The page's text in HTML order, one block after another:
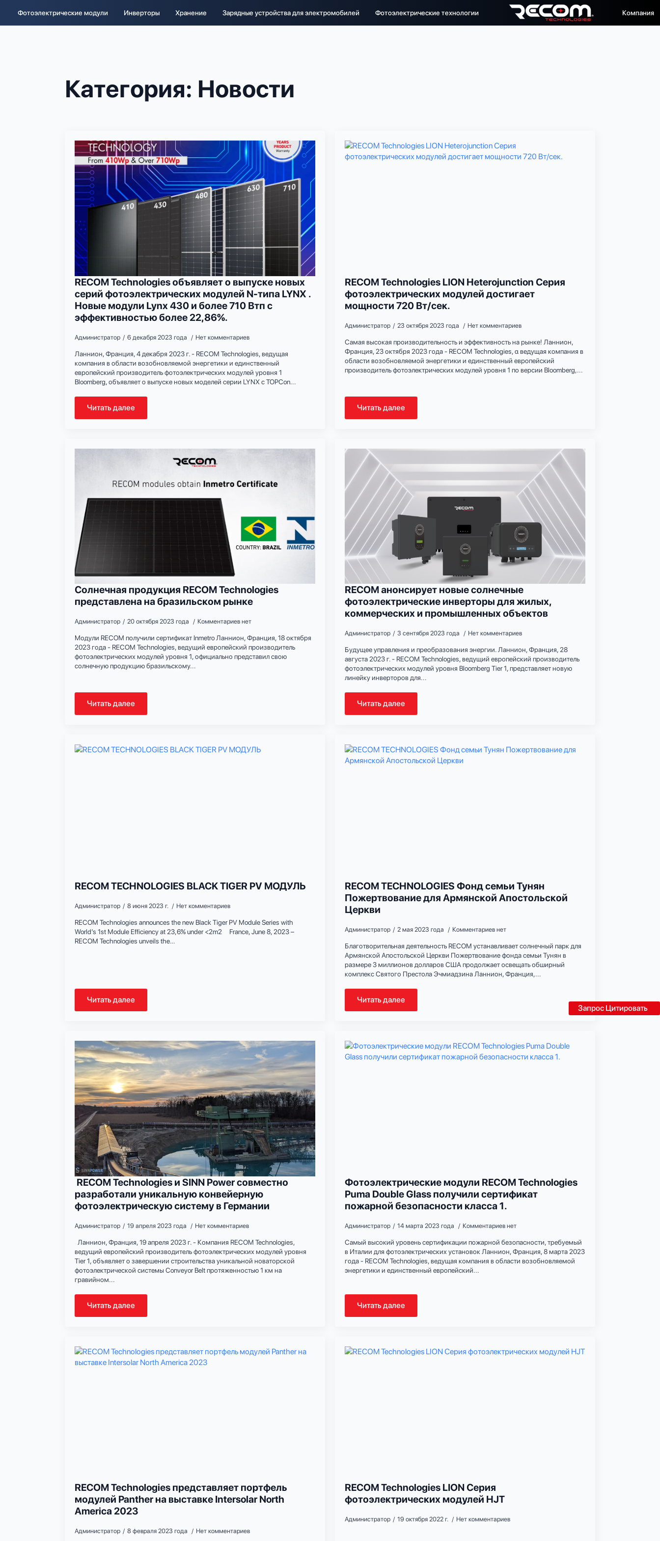
Запрос Цитировать
Фотоэлектрические модули Инверторы Хранение Зарядные устройства для электромобилей Фотоэлектрические технологии Компания
Категория: Новости
RECOM Technologies объявляет о выпуске новых
серий фотоэлектрических модулей N-типа LYNX .
Новые модули Lynx 430 и более 710 Втп с
эффективностью более 22,86%.
Администратор 6 декабря 2023 года Нет комментариев
Ланнион, Франция, 4 декабря 2023 г. - RECOM Technologies, ведущая
компания в области возобновляемой энергетики и единственный
европейский производитель фотоэлектрических модулей уровня 1
Bloomberg, объявляет о выпуске новых моделей серии LYNX с TOPCon...
Читать далее
RECOM Technologies LION Heterojunction Серия
фотоэлектрических модулей достигает
мощности 720 Вт/сек.
Администратор 23 октября 2023 года Нет комментариев
Самая высокая производительность и эффективность на рынке! Ланнион,
Франция, 23 октября 2023 года - RECOM Technologies, α ведущая компания в
области возобновляемой энергетики и единственный европейский
производитель фотоэлектрических модулей уровня 1 по версии Bloomberg,...
Читать далее
Солнечная продукция RECOM Technologies
представлена на бразильском рынке
Администратор 20 октября 2023 года Комментариев нет
Модули RECOM получили сертификат Inmetro Ланнион, Франция, 18 октября
2023 года - RECOM Technologies, ведущий европейский производитель
фотоэлектрических модулей уровня 1, официально представил свою
солнечную продукцию бразильскому...
Читать далее
RECOM анонсирует новые солнечные
фотоэлектрические инверторы для жилых,
коммерческих и промышленных объектов
Администратор 3 сентября 2023 года Нет комментариев
Будущее управления и преобразования энергии. Ланнион, Франция, 28
августа 2023 г. - RECOM Technologies, ведущий европейский производитель
фотоэлектрических модулей уровня Bloomberg Tier 1, представляет новую
линейку инверторов для...
Читать далее
RECOM TECHNOLOGIES BLACK TIGER PV МОДУЛЬ
Администратор 8 июня 2023 г. Нет комментариев
RECOM Technologies announces the new Black Tiger PV Module Series with
World’s 1st Module Efficiency at 23,6% under <2m2 France, June 8, 2023 –
RECOM Technologies unveils the…
Читать далее
RECOM TECHNOLOGIES Фонд семьи Тунян
Пожертвование для Армянской Апостольской
Церкви
Администратор 2 мая 2023 года Комментариев нет
Благотворительная деятельность RECOM устанавливает солнечный парк для
Армянской Апостольской Церкви Пожертвование фонда семьи Тунян в
размере 3 миллионов долларов США продолжает освещать обширный
комплекс Святого Престола Эчмиадзина Ланнион, Франция,...
Читать далее
RECOM Technologies и SINN Power совместно
разработали уникальную конвейерную
фотоэлектрическую систему в Германии
Администратор 19 апреля 2023 года Нет комментариев
Ланнион, Франция, 19 апреля 2023 г. - Компания RECOM Technologies,
ведущий европейский производитель фотоэлектрических модулей уровня
Tier 1, объявляет о завершении строительства уникальной новаторской
фотоэлектрической системы Conveyor Belt протяженностью 1 км на
гравийном...
Читать далее
Фотоэлектрические модули RECOM Technologies
Puma Double Glass получили сертификат
пожарной безопасности класса 1.
Администратор 14 марта 2023 года Комментариев нет
Самый высокий уровень сертификации пожарной безопасности, требуемый
в Италии для фотоэлектрических установок Ланнион, Франция, 8 марта 2023
года - RECOM Technologies, ведущая компания в области возобновляемой
энергетики и единственный европейский...
Читать далее
RECOM Technologies представляет портфель
модулей Panther на выставке Intersolar North
America 2023
Администратор 8 февраля 2023 года Нет комментариев
RECOM Technologies LION Серия
фотоэлектрических модулей HJT
Администратор 19 октября 2022 г. Нет комментариев